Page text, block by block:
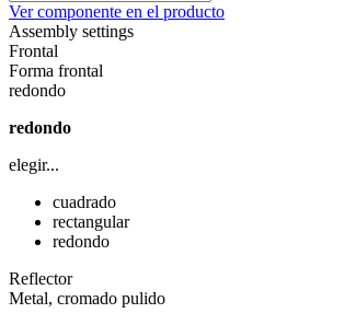
Ver componente en el producto
Assembly settings
Frontal
Forma frontal
redondo
redondo
elegir...
cuadrado
rectangular
redondo
Reflector
Metal, cromado pulido